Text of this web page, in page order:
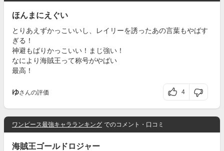
ほんまにえぐい
とりあえずかっこいいし、レイリーを誘ったあの言葉もやばす
ぎる！
神避もばりかっこいい！まじ強い！
なにより海賊王って称号がやばい
最高！
ゆさんの評価 4
ワンピース最強キャラランキング でのコメント・口コミ
海賊王ゴールドロジャー